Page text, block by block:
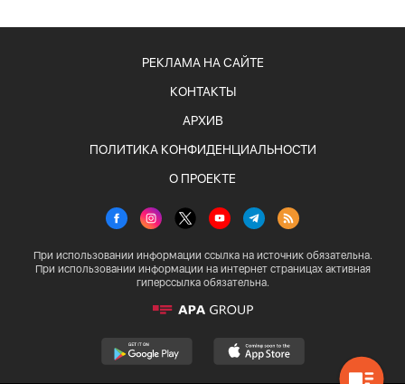
РЕКЛАМА НА САЙТЕ
КОНТАКТЫ
АРХИВ
ПОЛИТИКА КОНФИДЕНЦИАЛЬНОСТИ
О ПРОЕКТЕ
При использовании информации ссылка на источник обязательна.
При использовании информации на интернет страницах активная
гиперссылка обязательна.